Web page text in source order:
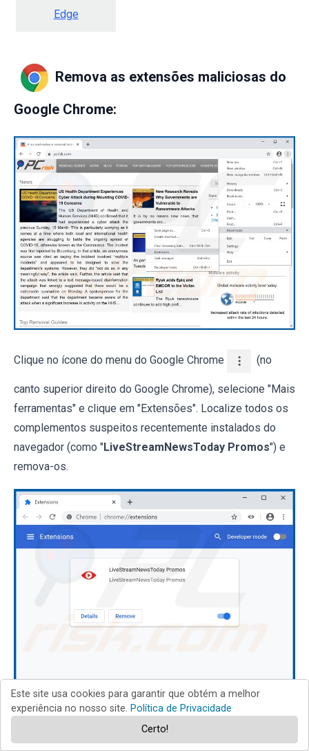
Edge
Remova as extensões maliciosas do
Google Chrome:
Clique no ícone do menu do Google Chrome (no
canto superior direito do Google Chrome), selecione "Mais
ferramentas" e clique em "Extensões". Localize todos os
complementos suspeitos recentemente instalados do
navegador (como "LiveStreamNewsToday Promos") e
remova-os.
Método opcional:
Este site usa cookies para garantir que obtém a melhor
experiência no nosso site. Política de Privacidade
Certo!